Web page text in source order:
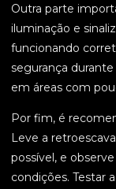
Outra parte
iluminação e
funcionando
segurança
em áreas com
Por fim, é
Leve a
possível, e
condições. Testar